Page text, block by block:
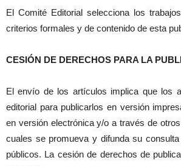
El Comité Editorial selecciona los
criterios formales y de contenido de esta
CESIÓN DE DERECHOS PARA LA
El envío de los artículos implica que los
editorial para publicarlos en versión
en versión electrónica y/o a través de
cuales se promueva y difunda su
públicos. La cesión de derechos de